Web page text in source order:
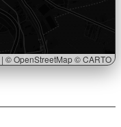
| © OpenStreetMap © CARTO